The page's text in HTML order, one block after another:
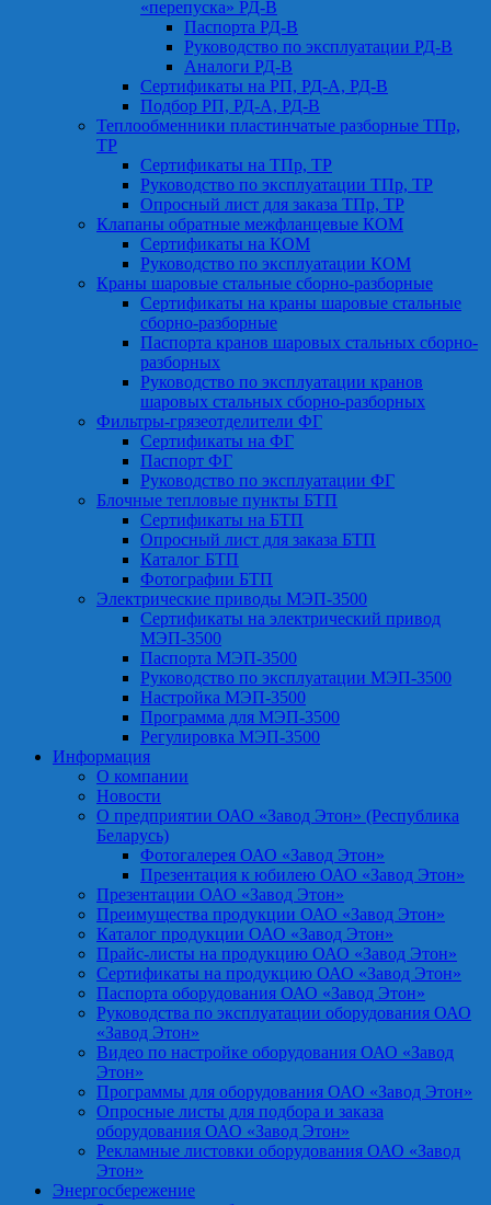
«перепуска» РД-В
Паспорта РД-В
Руководство по эксплуатации РД-В
Аналоги РД-В
Сертификаты на РП, РД-А, РД-В
Подбор РП, РД-А, РД-В
Теплообменники пластинчатые разборные ТПр,
ТР
Сертификаты на ТПр, ТР
Руководство по эксплуатации ТПр, ТР
Опросный лист для заказа ТПр, ТР
Клапаны обратные межфланцевые КОМ
Сертификаты на КОМ
Руководство по эксплуатации КОМ
Краны шаровые стальные сборно-разборные
Сертификаты на краны шаровые стальные
сборно-разборные
Паспорта кранов шаровых стальных сборно-
разборных
Руководство по эксплуатации кранов
шаровых стальных сборно-разборных
Фильтры-грязеотделители ФГ
Сертификаты на ФГ
Паспорт ФГ
Руководство по эксплуатации ФГ
Блочные тепловые пункты БТП
Сертификаты на БТП
Опросный лист для заказа БТП
Каталог БТП
Фотографии БТП
Электрические приводы МЭП-3500
Сертификаты на электрический привод
МЭП-3500
Паспорта МЭП-3500
Руководство по эксплуатации МЭП-3500
Настройка МЭП-3500
Программа для МЭП-3500
Регулировка МЭП-3500
Информация
О компании
Новости
О предприятии ОАО «Завод Этон» (Республика
Беларусь)
Фотогалерея ОАО «Завод Этон»
Презентация к юбилею ОАО «Завод Этон»
Презентации ОАО «Завод Этон»
Преимущества продукции ОАО «Завод Этон»
Каталог продукции ОАО «Завод Этон»
Прайс-листы на продукцию ОАО «Завод Этон»
Сертификаты на продукцию ОАО «Завод Этон»
Паспорта оборудования ОАО «Завод Этон»
Руководства по эксплуатации оборудования ОАО
«Завод Этон»
Видео по настройке оборудования ОАО «Завод
Этон»
Программы для оборудования ОАО «Завод Этон»
Опросные листы для подбора и заказа
оборудования ОАО «Завод Этон»
Рекламные листовки оборудования ОАО «Завод
Этон»
Энергосбережение